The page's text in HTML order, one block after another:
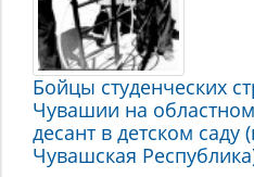
Бойцы студенческих
Чувашии на
десант в детском саду
Чувашская